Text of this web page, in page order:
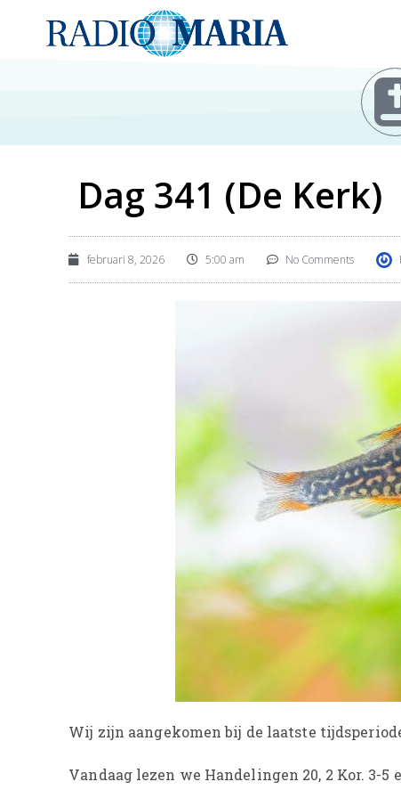
Dag 341 (De Kerk)
februari 8, 2026 5:00 am No Comments
Wij zijn aangekomen bij de laatste
Vandaag lezen we Handelingen 20, 2 Kor. 3-5